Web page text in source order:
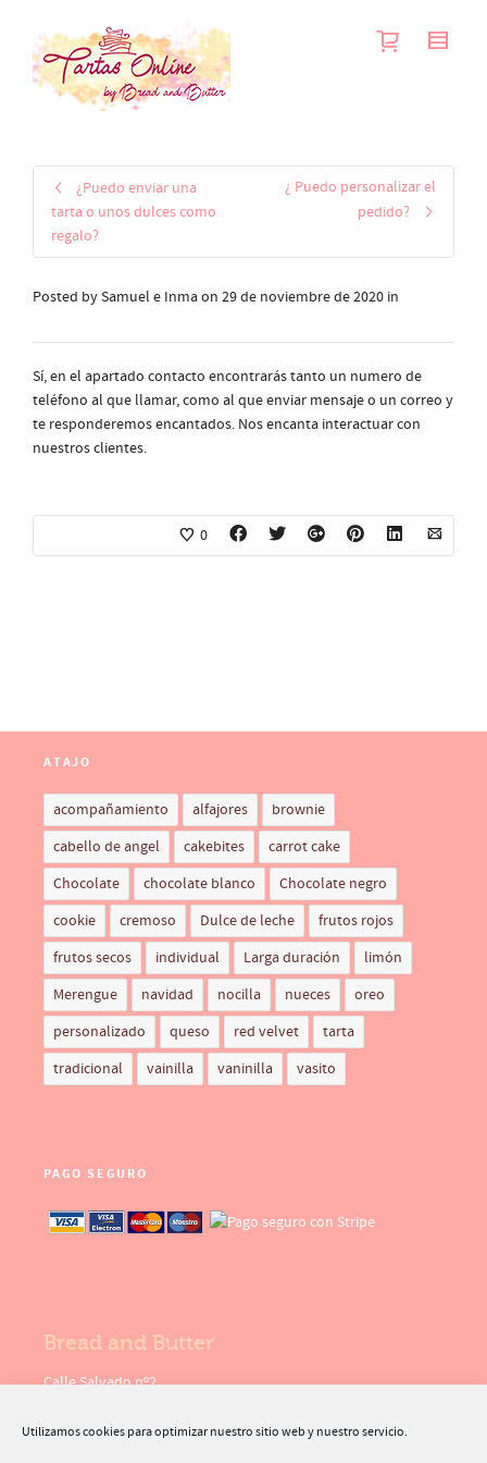
Utilizamos cookies para optimizar nuestro sitio web y nuestro servicio.
¿Puedo enviar una
tarta o unos dulces como
regalo?
¿ Puedo personalizar el
pedido?
Posted bySamuel e Inmaon 29 de noviembre de 2020 in
Sí, en el apartado contacto encontrarás tanto un numero de
teléfono al que llamar, como al que enviar mensaje o un correo y
te responderemos encantados. Nos encanta interactuar con
nuestros clientes.
0
ATAJO
acompañamiento alfajores
brownie
cabello de angel
cakebites
carrot cake
Chocolate
chocolate blanco
Chocolate negro
cookie
cremoso Dulce de leche
frutos rojos
frutos secos
individual Larga duración
limón
Merengue
navidad nocilla nueces
oreo
personalizado
queso red velvet
tarta
tradicional
vainilla vaninilla vasito
PAGO SEGURO
Bread and Butter
Calle Salvado nº2
( Murcia )